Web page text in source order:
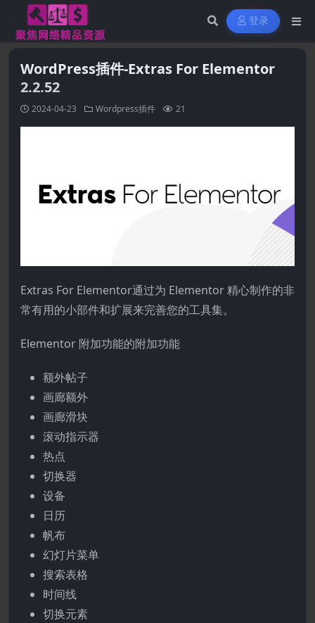
登录
WordPress插件-Extras For Elementor
2.2.52
2024-04-23 Wordpress插件 21
Extras For Elementor通过为 Elementor 精心制作的非
常有用的小部件和扩展来完善您的工具集。
Elementor 附加功能的附加功能
额外帖子
画廊额外
画廊滑块
滚动指示器
热点
切换器
设备
日历
帆布
幻灯片菜单
搜索表格
时间线
切换元素